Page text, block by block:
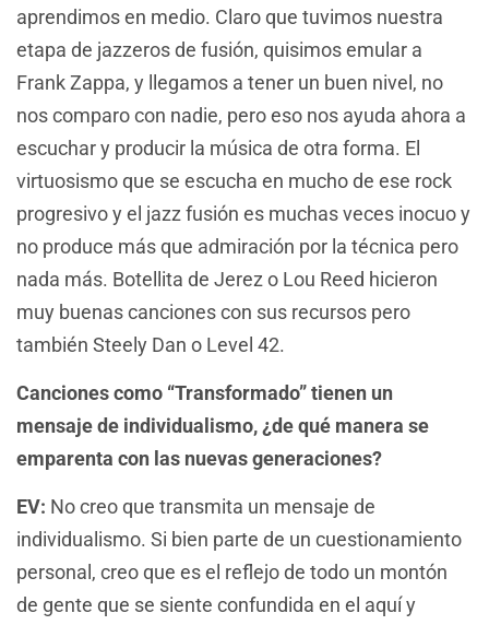
aprendimos en medio. Claro que tuvimos nuestra
etapa de jazzeros de fusión, quisimos emular a
Frank Zappa, y llegamos a tener un buen nivel, no
nos comparo con nadie, pero eso nos ayuda ahora a
escuchar y producir la música de otra forma. El
virtuosismo que se escucha en mucho de ese rock
progresivo y el jazz fusión es muchas veces inocuo y
no produce más que admiración por la técnica pero
nada más. Botellita de Jerez o Lou Reed hicieron
muy buenas canciones con sus recursos pero
también Steely Dan o Level 42.
Canciones como “Transformado” tienen un
mensaje de individualismo, ¿de qué manera se
emparenta con las nuevas generaciones?
EV: No creo que transmita un mensaje de
individualismo. Si bien parte de un cuestionamiento
personal, creo que es el reflejo de todo un montón
de gente que se siente confundida en el aquí y